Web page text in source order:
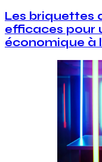
Les briquettes
efficaces pour
économique à